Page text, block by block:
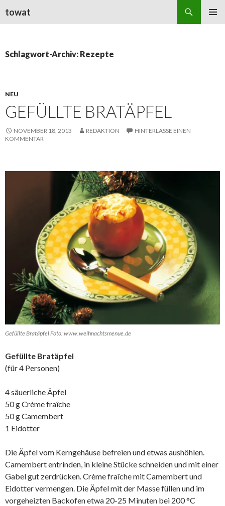
towat
Schlagwort-Archiv: Rezepte
NEU
GEFÜLLTE BRATÄPFEL
NOVEMBER 18, 2013 REDAKTION
HINTERLASSE EINEN
KOMMENTAR
Gefüllte Bratäpfel Foto: www.weihnachtsmenue.de
Gefüllte Bratäpfel
(für 4 Personen)
4 säuerliche Äpfel
50 g Crème fraîche
50 g Camembert
1 Eidotter
Die Äpfel vom Kerngehäuse befreien und etwas aushöhlen.
Camembert entrinden, in kleine Stücke schneiden und mit einer
Gabel gut zerdrücken. Crème fraîche mit Camembert und
Eidotter vermengen. Die Äpfel mit der Masse füllen und im
vorgeheizten Backofen etwa 20-25 Minuten bei 200 °C